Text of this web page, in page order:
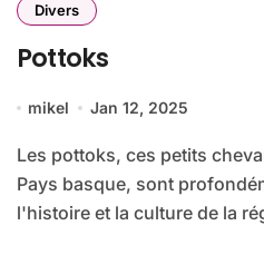
Divers
Pottoks
mikel Jan 12, 2025
Les pottoks, ces petits chevaux emblématiques du
Pays basque, sont
l'histoire et la culture de la